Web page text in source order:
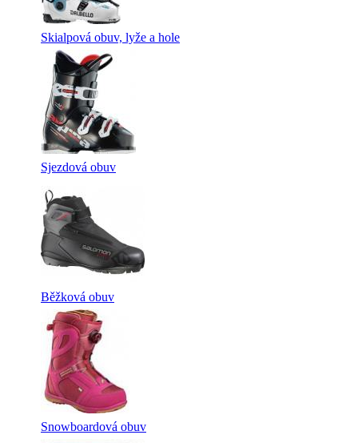
Skialpová obuv, lyže a hole
Sjezdová obuv
Běžková obuv
Snowboardová obuv